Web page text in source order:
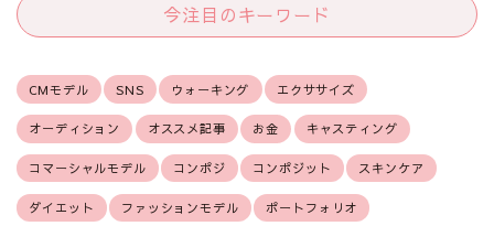
今注目のキーワード
CMモデル SNS ウォーキング エクササイズ
オーディション オススメ記事 お金 キャスティング
コマーシャルモデル コンポジ コンポジット スキンケア
ダイエット ファッションモデル ポートフォリオ